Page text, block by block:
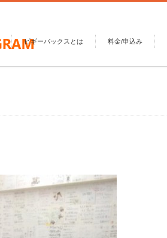
ピギーバックスとは 料金/申込み